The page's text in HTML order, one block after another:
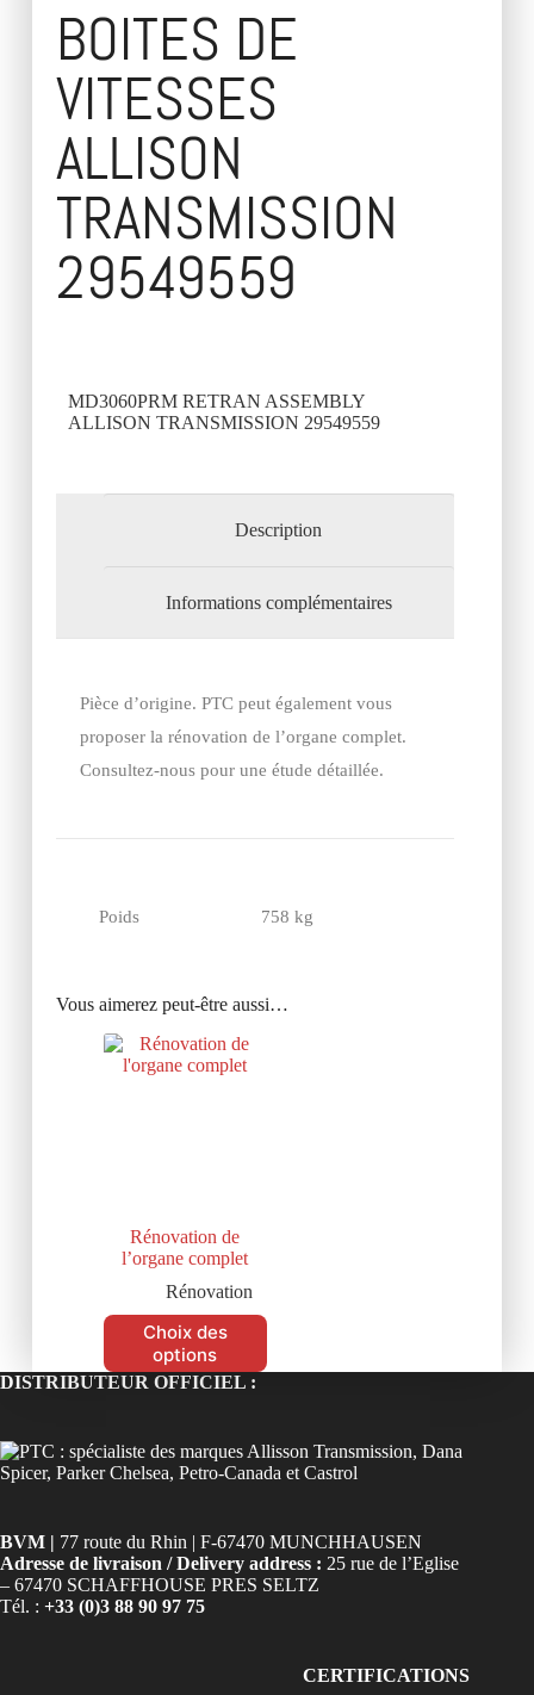
BOITES DE
VITESSES
ALLISON
TRANSMISSION
29549559
MD3060PRM RETRAN ASSEMBLY
ALLISON TRANSMISSION 29549559
Description
Informations complémentaires
Pièce d’origine. PTC peut également vous
proposer la rénovation de l’organe complet.
Consultez-nous pour une étude détaillée.
Poids 758 kg
Vous aimerez peut-être aussi…
Rénovation de
l’organe complet
Rénovation
Choix des
options
DISTRIBUTEUR OFFICIEL :
BVM | 77 route du Rhin | F-67470 MUNCHHAUSEN
Adresse de livraison / Delivery address : 25 rue de l’Eglise
– 67470 SCHAFFHOUSE PRES SELTZ
Tél. : +33 (0)3 88 90 97 75
CERTIFICATIONS